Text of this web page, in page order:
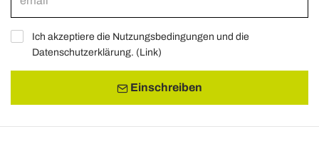
Ich akzeptiere die Nutzungsbedingungen und die
Datenschutzerklärung. (Link)
Einschreiben